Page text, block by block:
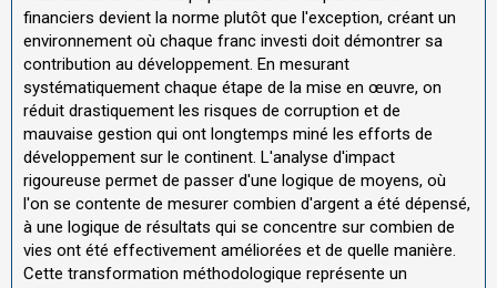
financiers devient la norme plutôt que l'exception, créant un
environnement où chaque franc investi doit démontrer sa
contribution au développement. En mesurant
systématiquement chaque étape de la mise en œuvre, on
réduit drastiquement les risques de corruption et de
mauvaise gestion qui ont longtemps miné les efforts de
développement sur le continent. L'analyse d'impact
rigoureuse permet de passer d'une logique de moyens, où
l'on se contente de mesurer combien d'argent a été dépensé,
à une logique de résultats qui se concentre sur combien de
vies ont été effectivement améliorées et de quelle manière.
Cette transformation méthodologique représente un